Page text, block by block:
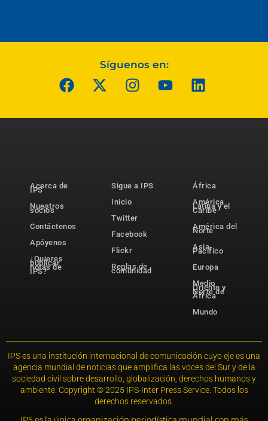
Síguenos en:
Acerca de
IPS
Nuestros
socios
Contáctenos
Apóyenos
¿Quieres
publicar
notas de
IPS?
Sigue a IPS
Inicio
Twitter
Facebook
Flickr
Reglas de
comunidad
África
América
Latina y el
Caribe
América del
Norte
Asia-
Pacífico
Europa
Medio
Oriente y
Norte de
África
Mundo
IPS es una institución internacional de comunicación cuyo eje es una
agencia mundial de noticias que amplifica las voces del Sur y de la
sociedad civil sobre desarrollo, globalización, derechos humanos y
ambiente. Copyright © 2025 IPS-Inter Press Service. Todos los
derechos reservados.